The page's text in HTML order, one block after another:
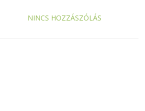
NINCS HOZZÁSZÓLÁS